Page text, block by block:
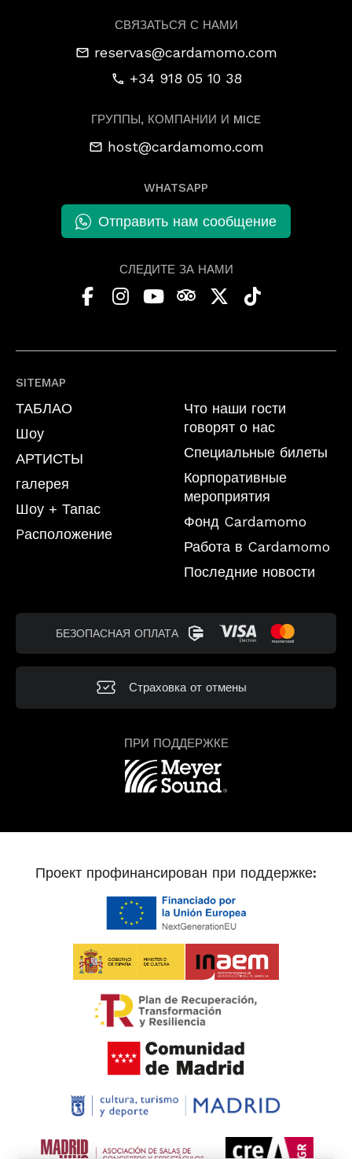
SITEMAP
ТАБЛАО
Шоу
АРТИСТЫ
галерея
Шоу + Тапас
Pасположение
Что наши гости
говорят о нас
Специальные билеты
Корпоративные
мероприятия
Фонд Cardamomo
Работа в Cardamomo
Последние новости
СВЯЗАТЬСЯ С НАМИ
reservas@cardamomo.com
+34 918 05 10 38
ГРУППЫ, КОМПАНИИ И MICE
host@cardamomo.com
WHATSAPP
Отправить нам сообщение
СЛЕДИТЕ ЗА НАМИ
БЕЗОПАСНАЯ ОПЛАТА
Страховка от отмены
ПРИ ПОДДЕРЖКЕ
Проект профинансирован при поддержке: